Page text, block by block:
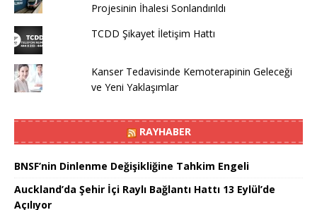
Projesinin İhalesi Sonlandırıldı
TCDD Şikayet İletişim Hattı
Kanser Tedavisinde Kemoterapinin Geleceği
ve Yeni Yaklaşımlar
RAYHABER
BNSF’nin Dinlenme Değişikliğine Tahkim Engeli
Auckland’da Şehir İçi Raylı Bağlantı Hattı 13 Eylül’de
Açılıyor